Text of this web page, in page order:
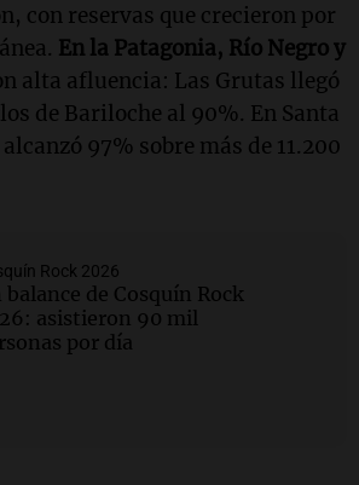
con reservas que crecieron por
En la Patagonia, Río Negro y
alta afluencia: Las Grutas llegó
de Bariloche al 90%. En Santa
97% sobre más de 11.200
Rock 2026
balance de Cosquín Rock
asistieron 90 mil
por día